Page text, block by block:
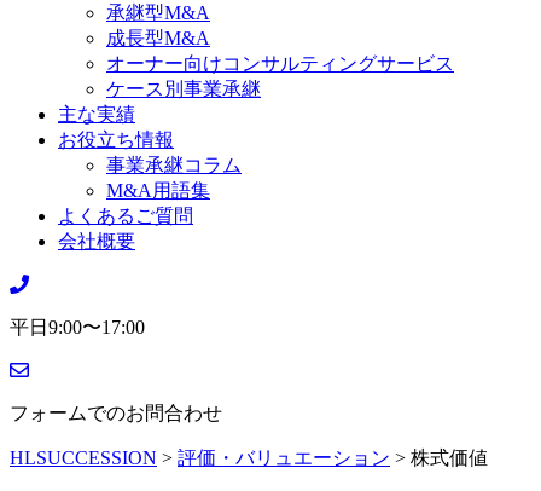
承継型M&A
成長型M&A
オーナー向けコンサルティングサービス
ケース別事業承継
主な実績
お役立ち情報
事業承継コラム
M&A用語集
よくあるご質問
会社概要
平日9:00〜17:00
フォームでのお問合わせ
HLSUCCESSION > 評価・バリュエーション > 株式価値